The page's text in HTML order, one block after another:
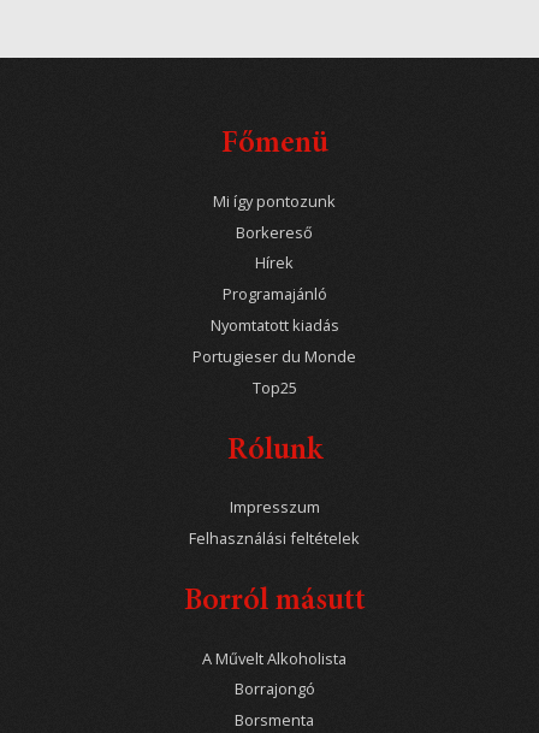
Főmenü
Mi így pontozunk
Borkereső
Hírek
Programajánló
Nyomtatott kiadás
Portugieser du Monde
Top25
Rólunk
Impresszum
Felhasználási feltételek
Borról másutt
A Művelt Alkoholista
Borrajongó
Borsmenta